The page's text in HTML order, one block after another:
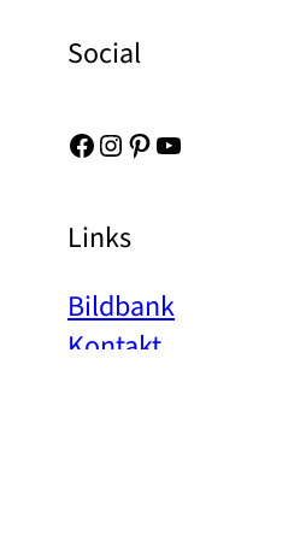
Social
Facebook Instagram Pinterest YouTube
Links
Bildbank
Kontakt